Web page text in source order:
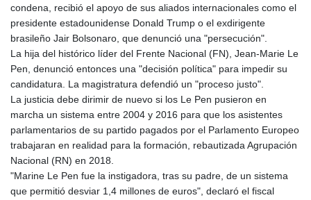
condena, recibió el apoyo de sus aliados internacionales como el
presidente estadounidense Donald Trump o el exdirigente
brasileño Jair Bolsonaro, que denunció una "persecución".
La hija del histórico líder del Frente Nacional (FN), Jean-Marie Le
Pen, denunció entonces una "decisión política" para impedir su
candidatura. La magistratura defendió un "proceso justo".
La justicia debe dirimir de nuevo si los Le Pen pusieron en
marcha un sistema entre 2004 y 2016 para que los asistentes
parlamentarios de su partido pagados por el Parlamento Europeo
trabajaran en realidad para la formación, rebautizada Agrupación
Nacional (RN) en 2018.
"Marine Le Pen fue la instigadora, tras su padre, de un sistema
que permitió desviar 1,4 millones de euros", declaró el fiscal